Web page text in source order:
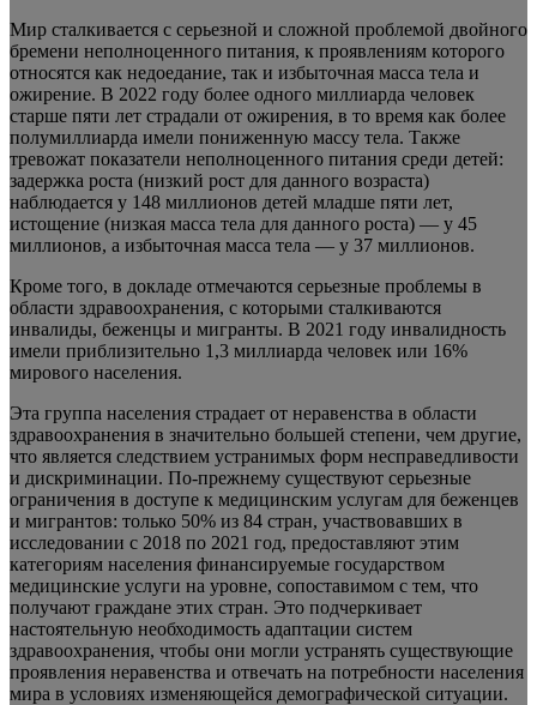
Мир сталкивается с серьезной и сложной проблемой двойного
бремени неполноценного питания, к проявлениям которого
относятся как недоедание, так и избыточная масса тела и
ожирение. В 2022 году более одного миллиарда человек
старше пяти лет страдали от ожирения, в то время как более
полумиллиарда имели пониженную массу тела. Также
тревожат показатели неполноценного питания среди детей:
задержка роста (низкий рост для данного возраста)
наблюдается у 148 миллионов детей младше пяти лет,
истощение (низкая масса тела для данного роста) — у 45
миллионов, а избыточная масса тела — у 37 миллионов.
Кроме того, в докладе отмечаются серьезные проблемы в
области здравоохранения, с которыми сталкиваются
инвалиды, беженцы и мигранты. В 2021 году инвалидность
имели приблизительно 1,3 миллиарда человек или 16%
мирового населения.
Эта группа населения страдает от неравенства в области
здравоохранения в значительно большей степени, чем другие,
что является следствием устранимых форм несправедливости
и дискриминации. По-прежнему существуют серьезные
ограничения в доступе к медицинским услугам для беженцев
и мигрантов: только 50% из 84 стран, участвовавших в
исследовании с 2018 по 2021 год, предоставляют этим
категориям населения финансируемые государством
медицинские услуги на уровне, сопоставимом с тем, что
получают граждане этих стран. Это подчеркивает
настоятельную необходимость адаптации систем
здравоохранения, чтобы они могли устранять существующие
проявления неравенства и отвечать на потребности населения
мира в условиях изменяющейся демографической ситуации.